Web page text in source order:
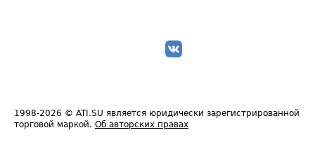
1998-2026 © ATI.SU является юридически зарегистрированной
торговой маркой. Об авторских правах